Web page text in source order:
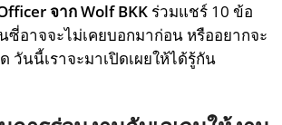
จากWolf BKK ร่วมแชร์ 10 ข้อ
ซี่อาจจะไม่เคยบอกมาก่อน หรืออยากจะ
วันนี้เราจะมาเปิดเผยให้ได้รู้กัน